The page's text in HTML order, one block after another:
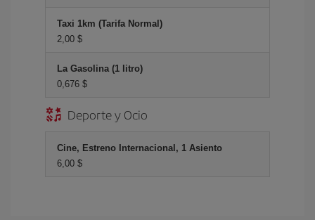
Taxi 1km (Tarifa Normal)
2,00 $
La Gasolina (1 litro)
0,676 $
Deporte y Ocio
Cine, Estreno Internacional, 1 Asiento
6,00 $